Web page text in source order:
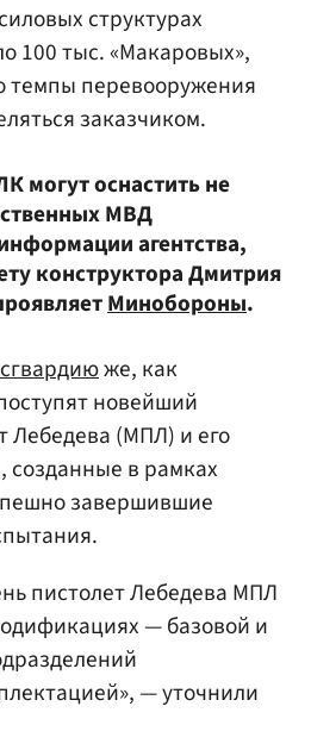
структурах
100 тыс. «Макаровых»,
темпы перевооружения
заказчиком.
могут оснастить не
МВД
агентства,
конструктора Дмитрия
Минобороны.
же, как
новейший
Лебедева (МПЛ) и его
в рамках
завершившие
пистолет Лебедева МПЛ
— базовой и
— уточнили